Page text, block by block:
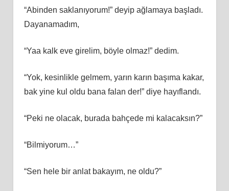
“Abinden saklanıyorum!” deyip ağlamaya başladı.
Dayanamadım,
“Yaa kalk eve girelim, böyle olmaz!” dedim.
“Yok, kesinlikle gelmem, yarın karın başıma kakar,
bak yine kul oldu bana falan der!” diye hayıflandı.
“Peki ne olacak, burada bahçede mi kalacaksın?”
“Bilmiyorum…”
“Sen hele bir anlat bakayım, ne oldu?”